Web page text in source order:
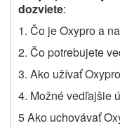
dozviete:
1. Čo je Oxypro a
2. Čo potrebujete
3. Ako užívať Oxypro
4. Možné vedľajšie
5 Ako uchovávať